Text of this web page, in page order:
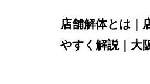
店舗解体とは｜
やすく解説｜大